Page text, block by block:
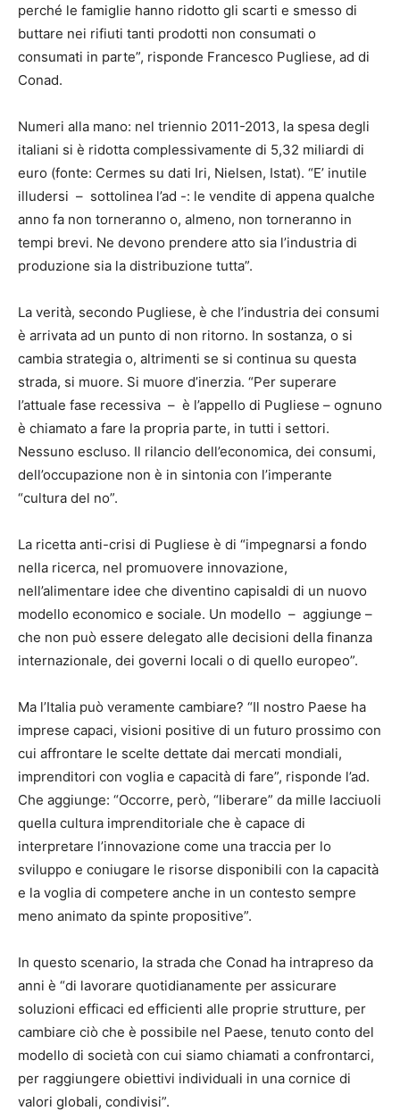
perché le famiglie hanno ridotto gli scarti e smesso di
buttare nei rifiuti tanti prodotti non consumati o
consumati in parte”, risponde Francesco Pugliese, ad di
Conad.
Numeri alla mano: nel triennio 2011-2013, la spesa degli
italiani si è ridotta complessivamente di 5,32 miliardi di
euro (fonte: Cermes su dati Iri, Nielsen, Istat). “E’ inutile
illudersi – sottolinea l’ad -: le vendite di appena qualche
anno fa non torneranno o, almeno, non torneranno in
tempi brevi. Ne devono prendere atto sia l’industria di
produzione sia la distribuzione tutta”.
La verità, secondo Pugliese, è che l’industria dei consumi
è arrivata ad un punto di non ritorno. In sostanza, o si
cambia strategia o, altrimenti se si continua su questa
strada, si muore. Si muore d’inerzia. “Per superare
l’attuale fase recessiva – è l’appello di Pugliese – ognuno
è chiamato a fare la propria parte, in tutti i settori.
Nessuno escluso. Il rilancio dell’economica, dei consumi,
dell’occupazione non è in sintonia con l’imperante
“cultura del no”.
La ricetta anti-crisi di Pugliese è di “impegnarsi a fondo
nella ricerca, nel promuovere innovazione,
nell’alimentare idee che diventino capisaldi di un nuovo
modello economico e sociale. Un modello – aggiunge –
che non può essere delegato alle decisioni della finanza
internazionale, dei governi locali o di quello europeo”.
Ma l’Italia può veramente cambiare? “Il nostro Paese ha
imprese capaci, visioni positive di un futuro prossimo con
cui affrontare le scelte dettate dai mercati mondiali,
imprenditori con voglia e capacità di fare”, risponde l’ad.
Che aggiunge: “Occorre, però, “liberare” da mille lacciuoli
quella cultura imprenditoriale che è capace di
interpretare l’innovazione come una traccia per lo
sviluppo e coniugare le risorse disponibili con la capacità
e la voglia di competere anche in un contesto sempre
meno animato da spinte propositive”.
In questo scenario, la strada che Conad ha intrapreso da
anni è “di lavorare quotidianamente per assicurare
soluzioni efficaci ed efficienti alle proprie strutture, per
cambiare ciò che è possibile nel Paese, tenuto conto del
modello di società con cui siamo chiamati a confrontarci,
per raggiungere obiettivi individuali in una cornice di
valori globali, condivisi”.